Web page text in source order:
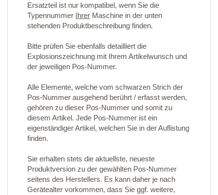
Ersatzteil ist nur kompatibel, wenn Sie die
Typennummer Ihrer Maschine in der unten
stehenden Produktbeschreibung finden.
Bitte prüfen Sie ebenfalls detailliert die
Explosionszeichnung mit Ihrem Artikelwunsch und
der jeweiligen Pos-Nummer.
Alle Elemente, welche vom schwarzen Strich der
Pos-Nummer ausgehend berührt / erfasst werden,
gehören zu dieser Pos-Nummer und somit zu
diesem Artikel. Jede Pos-Nummer ist ein
eigenständiger Artikel, welchen Sie in der Auflistung
finden.
Sie erhalten stets die aktuellste, neueste
Produktversion zu der gewählten Pos-Nummer
seitens des Herstellers. Es kann daher je nach
Gerätealter vorkommen, dass Sie ggf. weitere,